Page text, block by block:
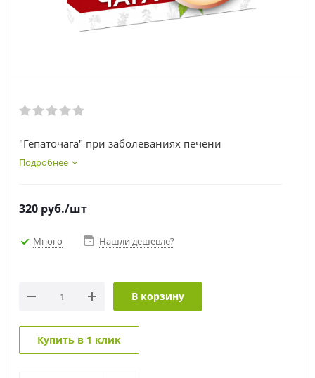
"Гепаточага" при заболеваниях печени
Подробнее
320 руб./шт
Много Нашли дешевле?
В корзину
Купить в 1 клик